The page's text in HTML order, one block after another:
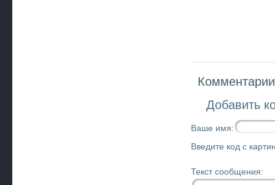
Добавить
Ваше имя:
Введите код с
Текст сообщения: